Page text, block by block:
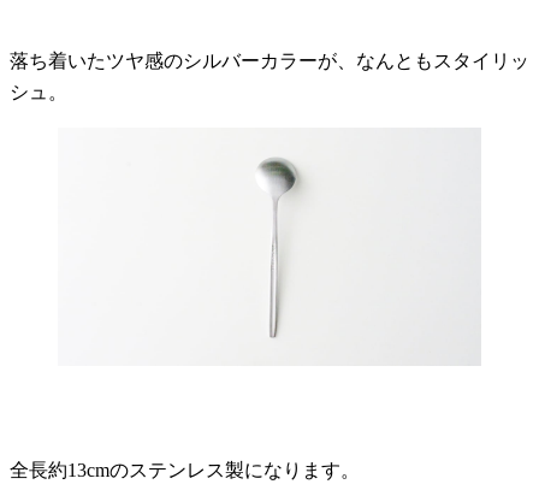
落ち着いたツヤ感のシルバーカラーが、なんともスタイリッ
シュ。
全長約13cmのステンレス製になります。